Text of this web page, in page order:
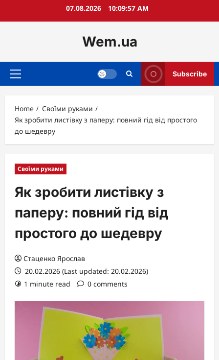
07.08.2026 10:09:58 AM
Wem.ua
Primary
Subscribe
Home
Своїми руками
Як зробити листівку з паперу: повний гід від простого
до шедевру
Своїми руками
Як зробити листівку з
паперу: повний гід від
простого до шедевру
Стаценко Ярослав
20.02.2026 (Last updated: 20.02.2026)
1 minute read
0 comments